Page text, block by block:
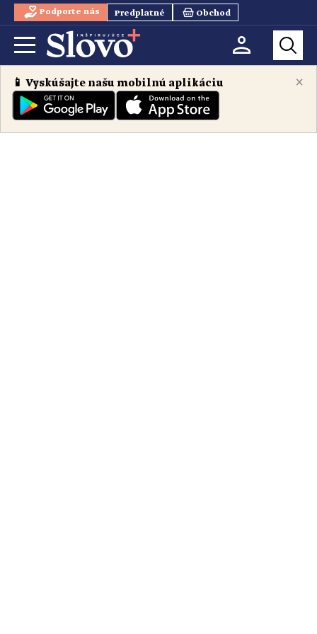
Podporte nás Predplatné Obchod
×
📱 Vyskúšajte našu mobilnú aplikáciu